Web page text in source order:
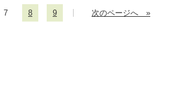
7 8 9 次のページへ »